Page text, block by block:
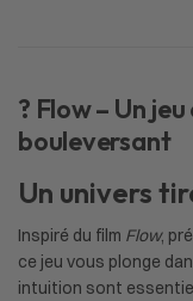
? Flow – Un
bouleversant
Un univers
Inspiré du film Flow,
ce jeu vous plonge
intuition sont